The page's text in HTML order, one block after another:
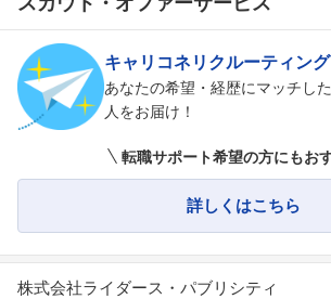
キャリコネリクルーティング
あなたの希望・経歴にマッチし
人をお届け！
転職サポート希望の方にもお
詳しくはこちら
株式会社ライダース・パブリシティ